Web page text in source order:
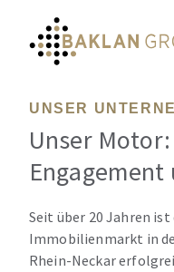
UNSER
Unser Motor:
Seit über 20 Jahren
Immobilienmarkt in
Rhein-Neckar